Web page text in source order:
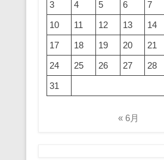
3
4 5 6 7
10
11 12 13 14
17
18 19 20 21
24
25 26 27 28
31
« 6月